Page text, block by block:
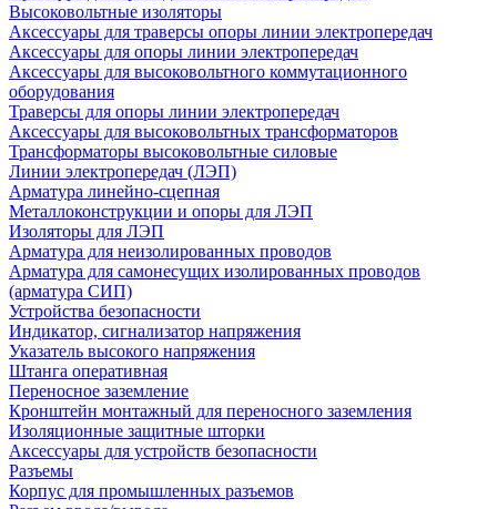
Высоковольтные изоляторы
Аксессуары для траверсы опоры линии электропередач
Аксессуары для опоры линии электропередач
Аксессуары для высоковольтного коммутационного
оборудования
Траверсы для опоры линии электропередач
Аксессуары для высоковольтных трансформаторов
Трансформаторы высоковольтные силовые
Линии электропередач (ЛЭП)
Арматура линейно-сцепная
Металлоконструкции и опоры для ЛЭП
Изоляторы для ЛЭП
Арматура для неизолированных проводов
Арматура для самонесущих изолированных проводов
(арматура СИП)
Устройства безопасности
Индикатор, сигнализатор напряжения
Указатель высокого напряжения
Штанга оперативная
Переносное заземление
Кронштейн монтажный для переносного заземления
Изоляционные защитные шторки
Аксессуары для устройств безопасности
Разъемы
Корпус для промышленных разъемов